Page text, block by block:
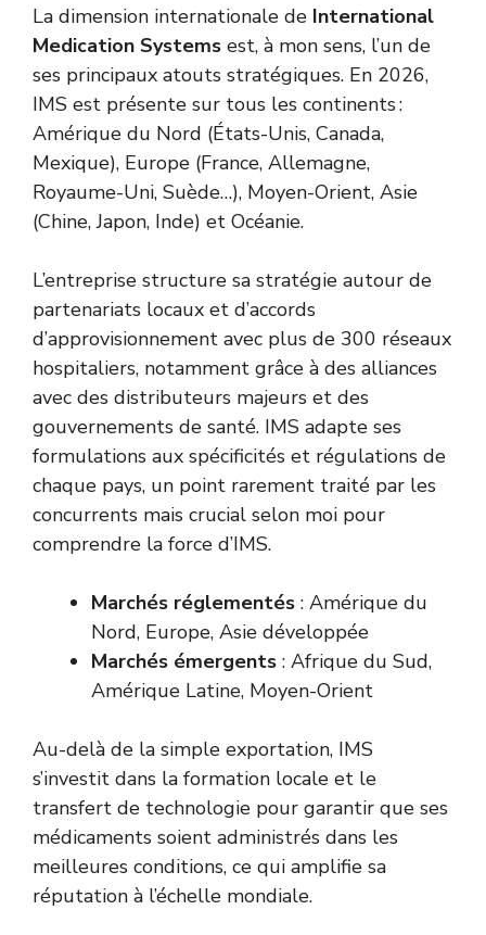
La dimension internationale de International
Medication Systems est, à mon sens, l’un de
ses principaux atouts stratégiques. En 2026,
IMS est présente sur tous les continents :
Amérique du Nord (États-Unis, Canada,
Mexique), Europe (France, Allemagne,
Royaume-Uni, Suède…), Moyen-Orient, Asie
(Chine, Japon, Inde) et Océanie.
L’entreprise structure sa stratégie autour de
partenariats locaux et d’accords
d’approvisionnement avec plus de 300 réseaux
hospitaliers, notamment grâce à des alliances
avec des distributeurs majeurs et des
gouvernements de santé. IMS adapte ses
formulations aux spécificités et régulations de
chaque pays, un point rarement traité par les
concurrents mais crucial selon moi pour
comprendre la force d’IMS.
Marchés réglementés : Amérique du
Nord, Europe, Asie développée
Marchés émergents : Afrique du Sud,
Amérique Latine, Moyen-Orient
Au-delà de la simple exportation, IMS
s’investit dans la formation locale et le
transfert de technologie pour garantir que ses
médicaments soient administrés dans les
meilleures conditions, ce qui amplifie sa
réputation à l’échelle mondiale.